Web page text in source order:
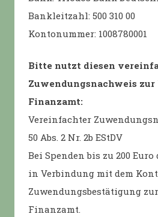
Bankleitzahl: 500 310 00
Kontonummer: 1008780001
Bitte nutzt diesen
Zuwendungsnachweis zur
Finanzamt:
Vereinfachter
50 Abs. 2 Nr. 2b EStDV
Bei Spenden bis zu 200
in Verbindung mit dem
Zuwendungsbestätigung
Finanzamt.